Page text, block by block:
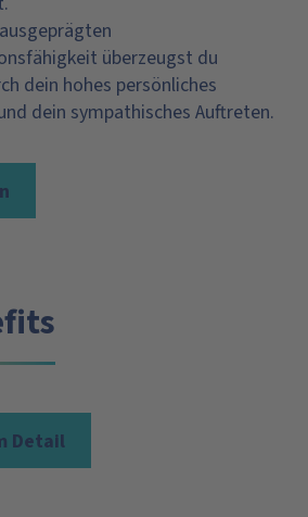
überzeugst du
dein hohes persönliches
dein sympathisches Auftreten.
Detail